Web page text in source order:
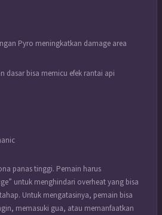
Pyro meningkatkan damage area
dasar bisa memicu efek rantai api
panas tinggi. Pemain harus
untuk menghindari overheat yang bisa
Untuk mengatasinya, pemain bisa
memasuki gua, atau memanfaatkan